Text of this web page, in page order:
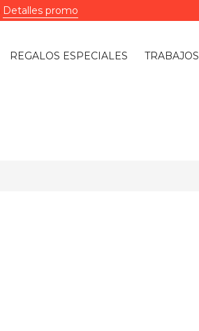
Detalles promo
REGALOS ESPECIALES TRABAJOS